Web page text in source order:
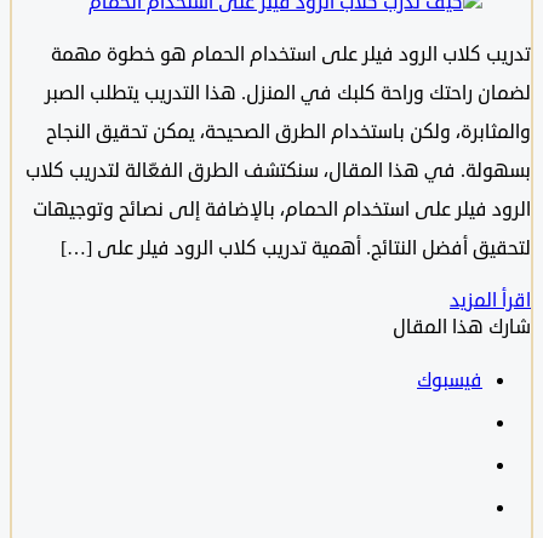
كلاب الرود فيلر على استخدام الحمام هو خطوة مهمة
راحتك وراحة كلبك في المنزل. هذا التدريب يتطلب الصبر
ولكن باستخدام الطرق الصحيحة، يمكن تحقيق النجاح
في هذا المقال، سنكتشف الطرق الفعّالة لتدريب كلاب
فيلر على استخدام الحمام، بالإضافة إلى نصائح وتوجيهات
أفضل النتائج. أهمية تدريب كلاب الرود فيلر على […]
هذا المقال
فيسبوك